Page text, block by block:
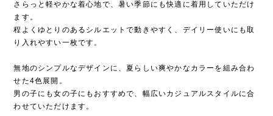
さらっと軽やかな着心地で、暑い季節にも快適に着用していただけ
ます。
程よくゆとりのあるシルエットで動きやすく、デイリー使いにも取
り入れやすい一枚です。
無地のシンプルなデザインに、夏らしい爽やかなカラーを組み合わ
せた4色展開。
男の子にも女の子にもおすすめで、幅広いカジュアルスタイルに合
わせていただけます。